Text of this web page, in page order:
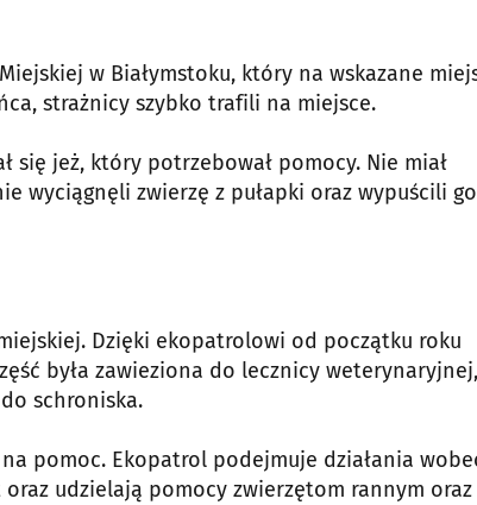
w Białymstoku, który na wskazane
strażnicy szybko trafili na miejsce.
się jeż, który potrzebował pomocy. Nie miał
wyciągnęli zwierzę z pułapki oraz wypuścili
Dzięki ekopatrolowi od początku roku
była zawieziona do lecznicy
schroniska.
pomoc. Ekopatrol podejmuje działania
udzielają pomocy zwierzętom rannym oraz